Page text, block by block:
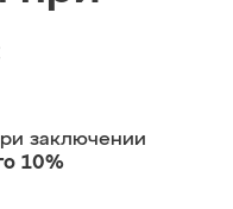
заключении
10%